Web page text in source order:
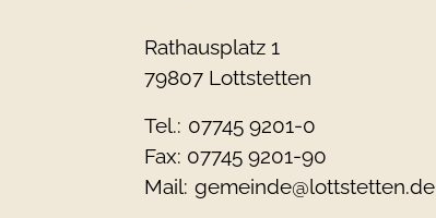
Rathausplatz 1
79807 Lottstetten
Tel.: 07745 9201-0
Fax: 07745 9201-90
Mail: gemeinde@lottstetten.de